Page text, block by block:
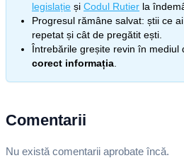
legislație și Codul Rutier la
Progresul rămâne salvat: știi ce
repetat și cât de pregătit ești.
Întrebările greșite revin în mediul
corect informația
Comentarii
Nu există comentarii aprobate încă.